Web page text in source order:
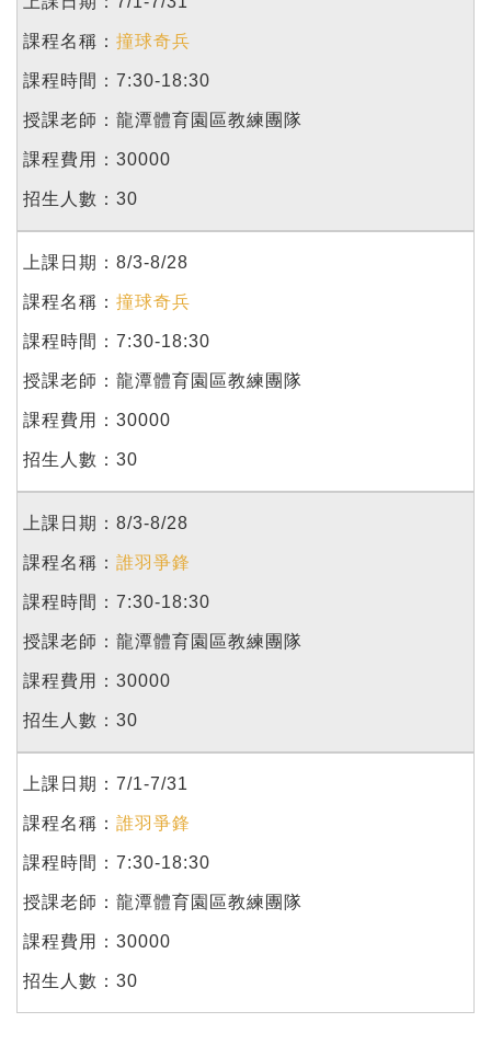
撞球奇兵
7:30-18:30
龍潭體育園區教練團隊
30000
30
8/3-8/28
撞球奇兵
7:30-18:30
龍潭體育園區教練團隊
30000
30
8/3-8/28
誰羽爭鋒
7:30-18:30
龍潭體育園區教練團隊
30000
30
7/1-7/31
誰羽爭鋒
7:30-18:30
龍潭體育園區教練團隊
30000
30